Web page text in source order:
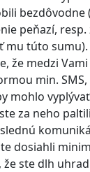
bezdôvodne
peňazí, resp.
mu túto sumu).
že medzi
min.
mohlo
za neho
dosiahli
ste dlh